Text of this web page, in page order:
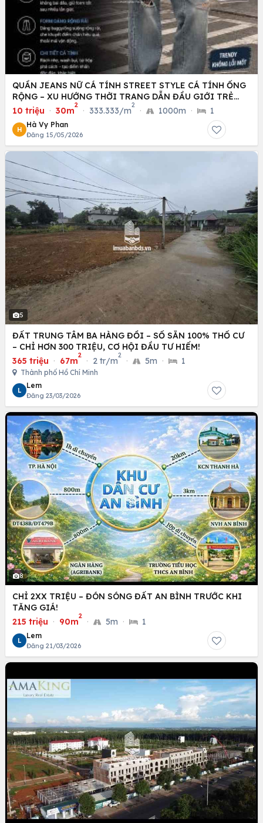
QUẦN JEANS NỮ CÁ TÍNH STREET STYLE CÁ TÍNH ỐNG
RỘNG – XU HƯỚNG THỜI TRANG DẪN ĐẦU GIỚI TRẺ
HIỆN NAY
10 triệu · 30m
2
· 333.333/m
2
· 1000m · 1
H
Hà Vy Phan
Đăng 15/05/2026
5
ĐẤT TRUNG TÂM BA HÀNG ĐỒI – SỔ SẴN 100% THỔ CƯ
– CHỈ HƠN 300 TRIỆU, CƠ HỘI ĐẦU TƯ HIẾM!
365 triệu · 67m
2
· 2 tr/m
2
· 5m · 1
Thành phố Hồ Chí Minh
L
Lem
Đăng 23/03/2026
8
CHỈ 2XX TRIỆU – ĐÓN SÓNG ĐẤT AN BÌNH TRƯỚC KHI
TĂNG GIÁ!
215 triệu · 90m
2
· 5m · 1
L
Lem
Đăng 21/03/2026